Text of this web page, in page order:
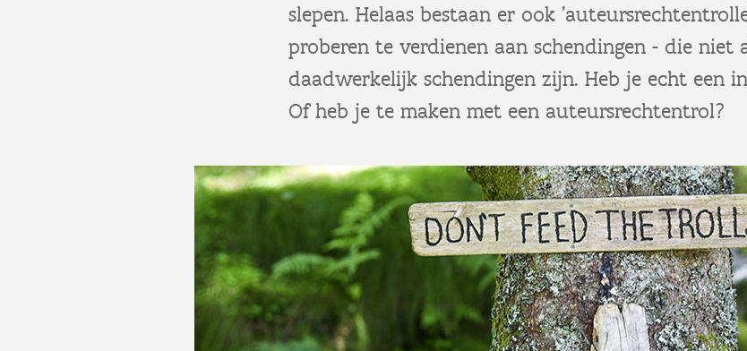
slepen. Helaas bestaan er ook
proberen te verdienen aan schendingen - die niet
daadwerkelijk schendingen zijn. Heb je echt een
Of heb je te maken met een auteursrechtentrol?